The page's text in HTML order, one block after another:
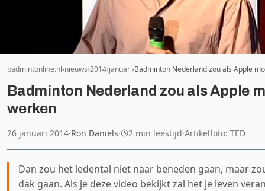
badmintonline.nl nieuws 2014 januari Badminton Nederland zou als Apple
Badminton Nederland zou als Apple
werken
26 januari 2014·Ron Daniëls· 2 min leestijd·Artikelfoto: TED
Dan zou het ledental niet naar beneden gaan, maar
dak gaan. Als je deze video bekijkt zal het je leven